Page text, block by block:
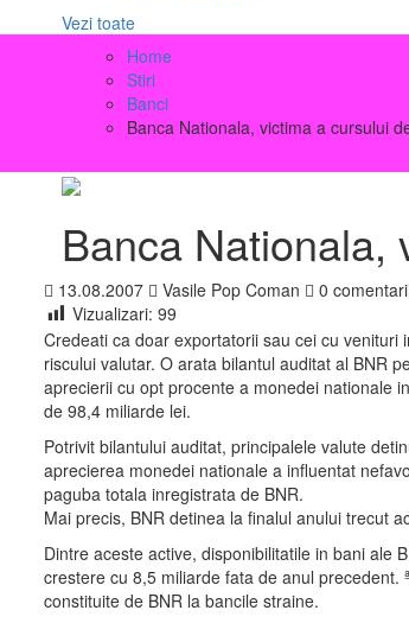
Vezi toate
Home
Stiri
Banci
Banca Nationala, victima a cursului
Banca Nationala,
13.08.2007 Vasile Pop Coman
0
Vizualizari: 99
Credeati ca doar exportatorii sau cei cu
riscului valutar. O arata bilantul auditat al BNR
aprecierii cu opt procente a monedei nationale
de 98,4 miliarde lei.
Potrivit bilantului auditat, principalele valute
aprecierea monedei nationale a influentat
paguba totala inregistrata de BNR.
Mai precis, BNR detinea la finalul anului trecut
Dintre aceste active, disponibilitatile in bani ale
crestere cu 8,5 miliarde fata de anul
constituite de BNR la bancile straine.